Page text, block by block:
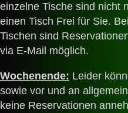
einzelne Tische sind nicht
einen Tisch Frei für Sie.
Tischen sind
via E-Mail möglich.
Wochenende: Leider
sowie vor und an
keine Reservationen